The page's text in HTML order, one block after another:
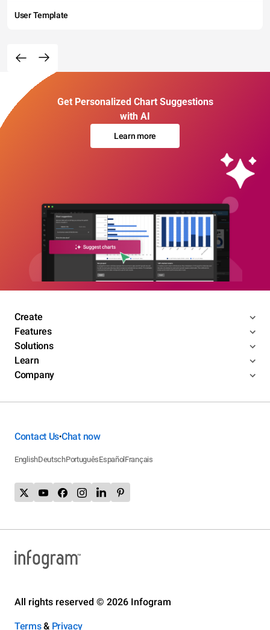
User Template
Get Personalized Chart Suggestions
with AI
Learn more
Create
Features
Solutions
Learn
Company
Contact Us•Chat now
EnglishDeutschPortuguêsEspañol Français
All rights reserved © 2026 Infogram
Terms& Privacy